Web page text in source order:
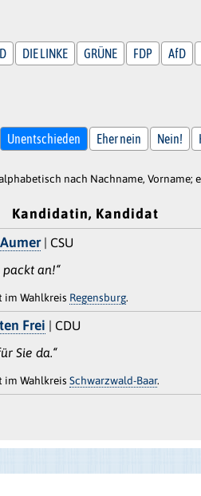
DIE LINKE GRÜNE FDP AfD
Unentschieden Eher nein Nein!
nach Nachname,
Kandidatin, Kandidat
| CSU
packt an!“
im Wahlkreis Regensburg.
Frei | CDU
Sie da.“
im Wahlkreis Schwarzwald-Baar.